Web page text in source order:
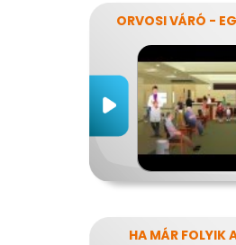
ORVOSI VÁRÓ -
HA MÁR FOLYIK